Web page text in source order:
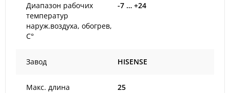
Диапазон рабочих
температур
наруж.воздуха, обогрев,
С°
-7 … +24
Завод HISENSE
Макс. длина
25